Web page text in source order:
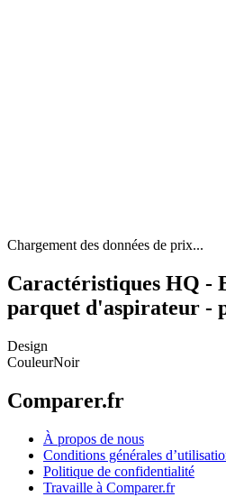
Chargement des données de prix...
Caractéristiques HQ -
parquet d'aspirateur -
Design
CouleurNoir
Comparer.fr
À propos de nous
Conditions générales
Politique de confidentialité
Travaille à Comparer.fr